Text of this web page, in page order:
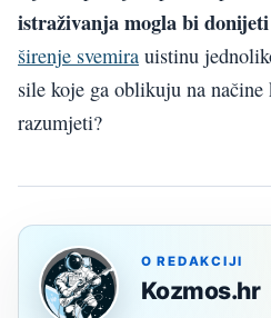
istraživanja mogla bi donijeti
širenje svemira uistinu
sile koje ga oblikuju na načine
razumjeti?
O REDAKCIJI
Kozmos.hr